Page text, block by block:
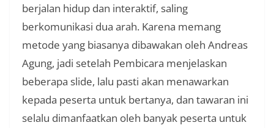
berjalan hidup dan interaktif, saling
berkomunikasi dua arah. Karena memang
metode yang biasanya dibawakan oleh Andreas
Agung, jadi setelah Pembicara menjelaskan
beberapa slide, lalu pasti akan menawarkan
kepada peserta untuk bertanya, dan tawaran ini
selalu dimanfaatkan oleh banyak peserta untuk